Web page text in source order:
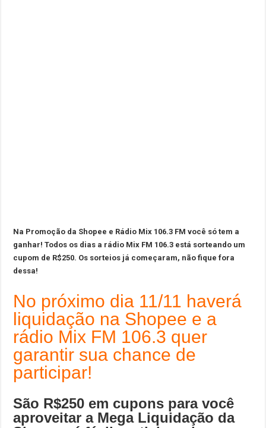
Na Promoção da Shopee e Rádio Mix 106.3 FM você só tem a
ganhar! Todos os dias a rádio Mix FM 106.3 está sorteando um
cupom de R$250. Os sorteios já começaram, não fique fora
dessa!
No próximo dia 11/11 haverá
liquidação na Shopee e a
rádio Mix FM 106.3 quer
garantir sua chance de
participar!
São R$250 em cupons para você
aproveitar a Mega Liquidação da